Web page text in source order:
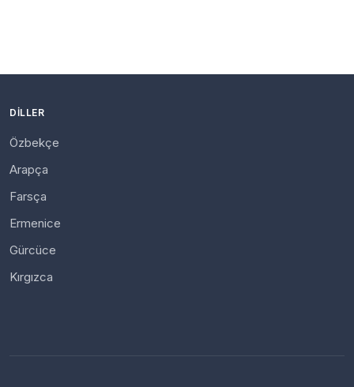
DILLER
Özbekçe
Arapça
Farsça
Ermenice
Gürcüce
Kırgızca